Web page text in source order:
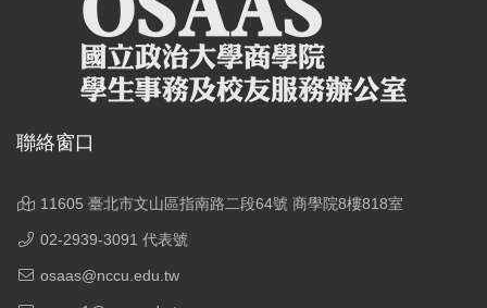
聯絡窗口
11605 臺北市文山區指南路二段64號 商學院8樓818室
02-2939-3091 代表號
osaas@nccu.edu.tw